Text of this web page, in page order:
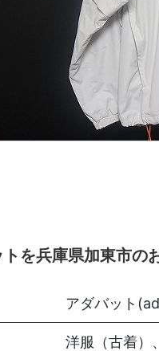
を兵庫県加東市の
アダバット
洋服（古着）